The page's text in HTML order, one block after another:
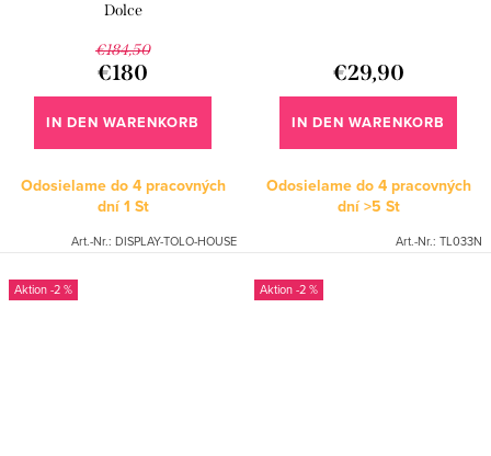
Dolce
€184,50
€180
IN DEN WARENKORB
Odosielame do 4 pracovných
dní1 St
Art.-Nr.: DISPLAY-TOLO-HOUSE
€29,90
IN DEN WARENKORB
Odosielame do 4 pracovných
dní>5 St
Art.-Nr.: TL033N
-2 % -2 %